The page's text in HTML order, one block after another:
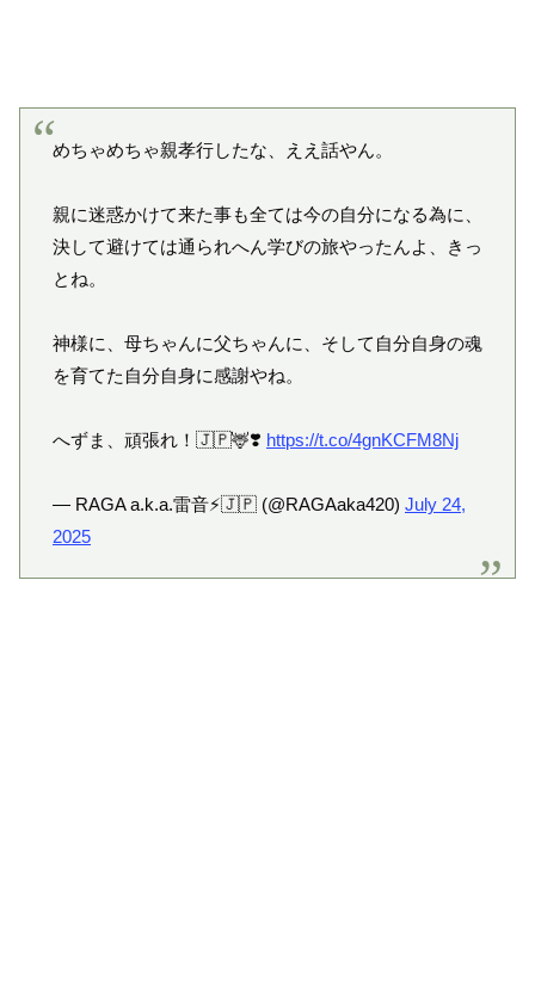
めちゃめちゃ親孝行したな、ええ話やん。
親に迷惑かけて来た事も全ては今の自分になる為に、
決して避けては通られへん学びの旅やったんよ、きっ
とね。
神様に、母ちゃんに父ちゃんに、そして自分自身の魂
を育てた自分自身に感謝やね。
へずま、頑張れ！🇯🇵🦌❣️ https://t.co/4gnKCFM8Nj
— RAGA a.k.a.雷音⚡️🇯🇵 (@RAGAaka420) July 24,
2025